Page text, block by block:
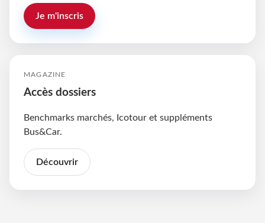
Je m'inscris
MAGAZINE
Accès dossiers
Benchmarks marchés, Icotour et suppléments
Bus&Car.
Découvrir